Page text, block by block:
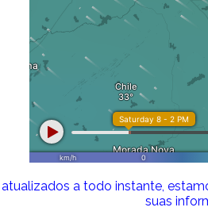
a todo instante,
suas